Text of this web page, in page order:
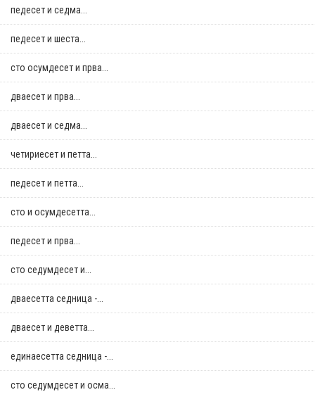
педесет и седма...
педесет и шеста...
сто осумдесет и прва...
дваесет и прва...
дваесет и седма...
четириесет и петта...
педесет и петта...
сто и осумдесетта...
педесет и прва...
сто седумдесет и...
дваесетта седница -...
дваесет и деветта...
единаесетта седница -...
сто седумдесет и осма...